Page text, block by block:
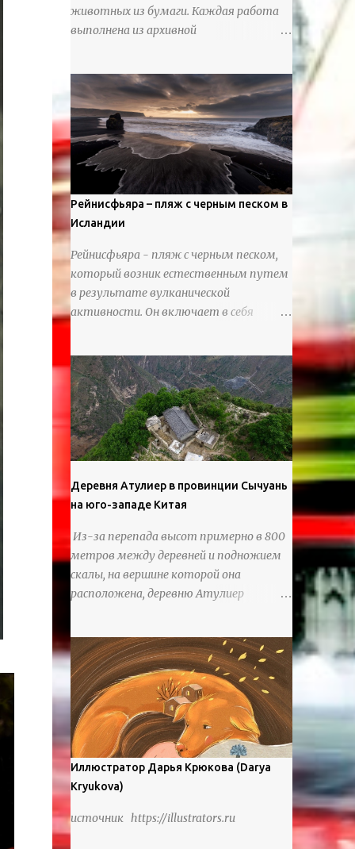
животных из бумаги. Каждая работа
выполнена из архивной
выцветание. Николлс использует
крошечные количества клея для
закрепления отдельных деталей,
используя ножи и инструменты для
текстурирования, чтобы точно
вылепить каждую деталь. источник
https://calvinnicholls.com/
Рейнисфьяра – пляж с черным песком в
Исландии
Рейнисфьяра - пляж с черным песком,
который возник естественным путем
в результате вулканической
активности. Он включает в себя
массивные базальтовые
шестиугольные колонны, высокие
утесы, лавовые образования, черную
береговую линию и великолепные
каменные арки.
Деревня Атулиер в провинции Сычуань
на юго-западе Китая
Из-за перепада высот примерно в 800
метров между деревней и подножием
скалы, на вершине которой она
расположена, деревню Атулиер
лестница из ротанга, по которой
жители деревни поднимаются и
спускаются на утес.В ноябре 2016 года
плетеные лестницы в деревне Клифф
были заменены стальными лестницами
с защитными перилами, и
передвижение детей и жителей деревни
было улучшено. Подъем от подножия
горы до вершины занимает до 4 часов.
мигрировали в деревню, поскольку
Иллюстратор Дарья Крюкова (Darya
Kryukova)
источник https://illustrators.ru